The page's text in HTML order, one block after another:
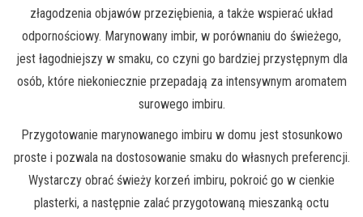
złagodzenia objawów przeziębienia, a także wspierać układ
odpornościowy. Marynowany imbir, w porównaniu do świeżego,
jest łagodniejszy w smaku, co czyni go bardziej przystępnym dla
osób, które niekoniecznie przepadają za intensywnym aromatem
surowego imbiru.
Przygotowanie marynowanego imbiru w domu jest stosunkowo
proste i pozwala na dostosowanie smaku do własnych preferencji.
Wystarczy obrać świeży korzeń imbiru, pokroić go w cienkie
plasterki, a następnie zalać przygotowaną mieszanką octu